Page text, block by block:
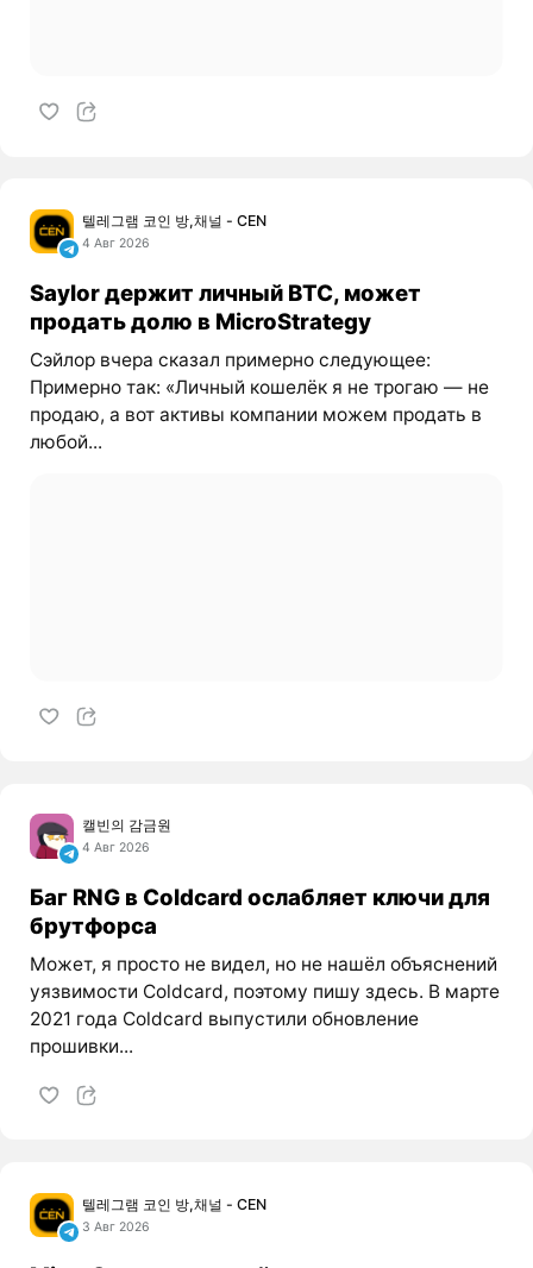
텔레그램 코인 방,채널 - CEN
4 Авг 2026
Saylor держит личный BTC, может
продать долю в MicroStrategy
Сэйлор вчера сказал примерно следующее:
Примерно так: «Личный кошелёк я не трогаю — не
продаю, а вот активы компании можем продать в
любой...
캘빈의 감금원
4 Авг 2026
Баг RNG в Coldcard ослабляет ключи для
брутфорса
Может, я просто не видел, но не нашёл объяснений
уязвимости Coldcard, поэтому пишу здесь. В марте
2021 года Coldcard выпустили обновление
прошивки...
텔레그램 코인 방,채널 - CEN
3 Авг 2026